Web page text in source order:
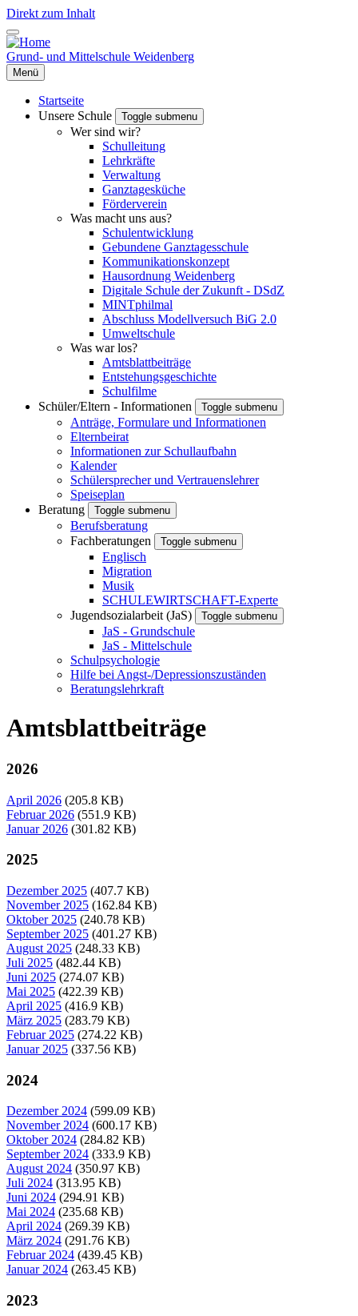
Direkt zum Inhalt
Grund- und Mittelschule Weidenberg
Menü
Startseite
Unsere Schule
Toggle submenu
Wer sind wir?
Schulleitung
Lehrkräfte
Verwaltung
Ganztagesküche
Förderverein
Was macht uns aus?
Schulentwicklung
Gebundene Ganztagesschule
Kommunikationskonzept
Hausordnung Weidenberg
Digitale Schule der Zukunft - DSdZ
MINTphilmal
Abschluss Modellversuch BiG 2.0
Umweltschule
Was war los?
Amtsblattbeiträge
Entstehungsgeschichte
Schulfilme
Schüler/Eltern - Informationen
Toggle submenu
Anträge, Formulare und Informationen
Elternbeirat
Informationen zur Schullaufbahn
Kalender
Schülersprecher und Vertrauenslehrer
Speiseplan
Beratung
Toggle submenu
Berufsberatung
Fachberatungen
Toggle submenu
Englisch
Migration
Musik
SCHULEWIRTSCHAFT-Experte
Jugendsozialarbeit (JaS)
Toggle submenu
JaS - Grundschule
JaS - Mittelschule
Schulpsychologie
Hilfe bei Angst-/Depressionszuständen
Beratungslehrkraft
Amtsblattbeiträge
2026
April 2026 (205.8 KB)
Februar 2026 (551.9 KB)
Januar 2026 (301.82 KB)
2025
Dezember 2025 (407.7 KB)
November 2025 (162.84 KB)
Oktober 2025 (240.78 KB)
September 2025 (401.27 KB)
August 2025 (248.33 KB)
Juli 2025 (482.44 KB)
Juni 2025 (274.07 KB)
Mai 2025 (422.39 KB)
April 2025 (416.9 KB)
März 2025 (283.79 KB)
Februar 2025 (274.22 KB)
Januar 2025 (337.56 KB)
2024
Dezember 2024 (599.09 KB)
November 2024 (600.17 KB)
Oktober 2024 (284.82 KB)
September 2024 (333.9 KB)
August 2024 (350.97 KB)
Juli 2024 (313.95 KB)
Juni 2024 (294.91 KB)
Mai 2024 (235.68 KB)
April 2024 (269.39 KB)
März 2024 (291.76 KB)
Februar 2024 (439.45 KB)
Januar 2024 (263.45 KB)
2023